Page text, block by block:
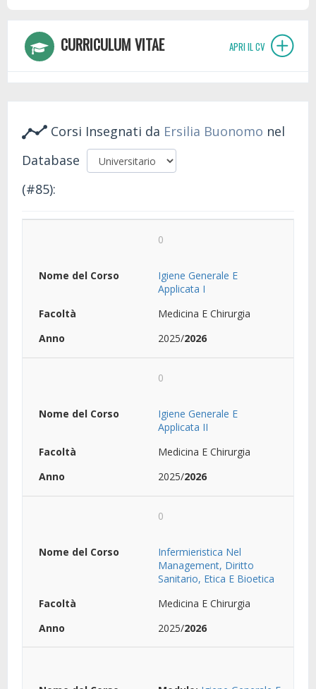
CURRICULUM VITAE APRI IL CV
Corsi Insegnati da Ersilia Buonomo
Database
(#85):
0
Igiene Generale E
Applicata I
Medicina E Chirurgia
2025/2026
0
Igiene Generale E
Applicata II
Medicina E Chirurgia
2025/2026
0
Infermieristica Nel
Management, Diritto
Sanitario, Etica E Bioetica
Medicina E Chirurgia
2025/2026